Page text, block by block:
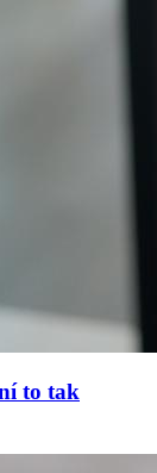
to tak